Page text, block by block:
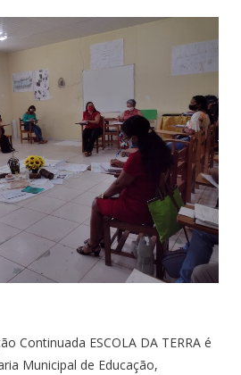
Continuada ESCOLA DA TERRA é
Municipal de Educação,